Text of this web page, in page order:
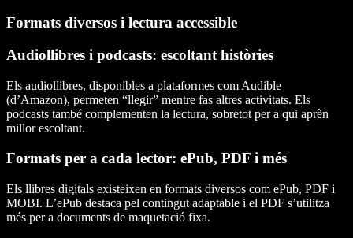
Formats diversos i lectura accessible
Audiollibres i podcasts: escoltant històries
Els audiollibres, disponibles a plataformes com Audible
(d’Amazon), permeten “llegir” mentre fas altres activitats. Els
podcasts també complementen la lectura, sobretot per a qui aprèn
millor escoltant.
Formats per a cada lector: ePub, PDF i més
Els llibres digitals existeixen en formats diversos com ePub, PDF i
MOBI. L’ePub destaca pel contingut adaptable i el PDF s’utilitza
més per a documents de maquetació fixa.